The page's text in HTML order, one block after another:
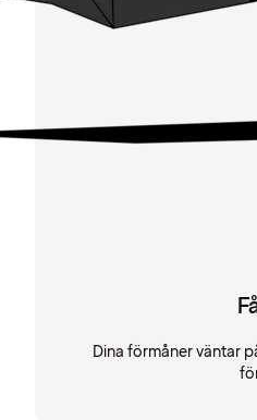
Dina förmåner väntar